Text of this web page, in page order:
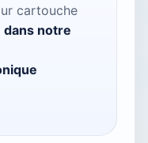
cartouche
dans notre